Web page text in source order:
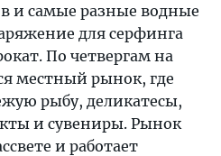
и самые разные водные
для серфинга
По четвергам на
местный рынок, где
рыбу, деликатесы,
и сувениры. Рынок
и работает